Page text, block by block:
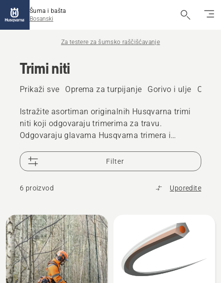
Šuma i bašta
Bosanski
Za testere za šumsko raščišćavanje
Trimi niti
Prikaži sve Oprema za turpijanje Gorivo i ulje
Istražite asortiman originalnih Husqvarna trimi
niti koji odgovaraju trimerima za travu.
Odgovaraju glavama Husqvarna trimera i
zastoja.
Filter
6 proizvod Uporedite
Učitajte
sve
proizvode